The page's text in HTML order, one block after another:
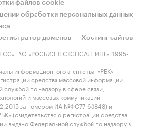
файлов cookie
обработки персональных данных
доменов
Хостинг сайтов
АО «РОСБИЗНЕСКОНСАЛТИНГ», 1995-
информационного агентства «РБК»
средства массовой информации
службой по надзору в сфере связи,
и массовых коммуникаций
за номером ИА №ФС77-63848) и
(свидетельство о регистрации средства
выдано Федеральной службой по надзору в